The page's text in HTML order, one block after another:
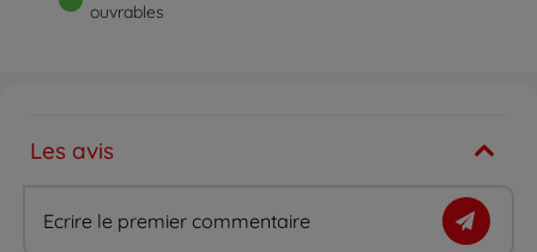
ouvrables
Les avis
Ecrire le premier commentaire